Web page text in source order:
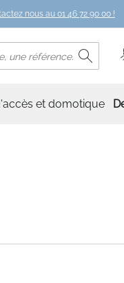
nous au 01 46 72 90 00 !
et domotique